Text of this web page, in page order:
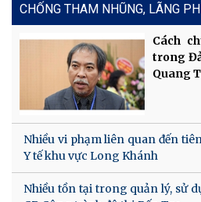
CHỐNG THAM NHŨNG, LÃNG
Cách
trong
Quang
Nhiều vi phạm liên quan đến
Y tế khu vực Long Khánh
Nhiều tồn tại trong quản lý, sử